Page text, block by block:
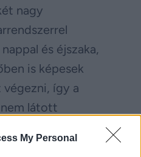
My Personal
nagy
és éjszaka,
is képesek
így a
látott